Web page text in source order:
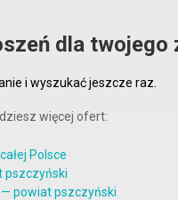
dla twojego
i wyszukać jeszcze raz.
więcej ofert:
Polsce
pszczyński
powiat pszczyński